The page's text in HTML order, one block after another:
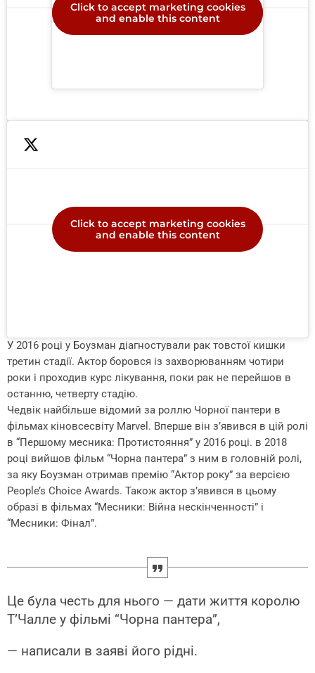
Click to accept marketing cookies
and enable this content
Click to accept marketing cookies
and enable this content
Click to accept marketing cookies
and enable this content
У 2016 році у Боузман діагностували рак товстої кишки
третин стадії. Актор боровся із захворюванням чотири
роки і проходив курс лікування, поки рак не перейшов в
останню, четверту стадію.
Чедвік найбільше відомий за роллю Чорної пантери в
фільмах кіновсесвіту Marvel. Вперше він з’явився в цій ролі
в “Першому месника: Протистояння” у 2016 році. в 2018
році вийшов фільм “Чорна пантера” з ним в головній ролі,
за яку Боузман отримав премію “Актор року” за версією
People’s Choice Awards. Також актор з’явився в цьому
образі в фільмах “Месники: Війна нескінченності” і
“Месники: Фінал”.
Це була честь для нього — дати життя королю
Т’Чалле у фільмі “Чорна пантера”,
— написали в заяві його рідні.